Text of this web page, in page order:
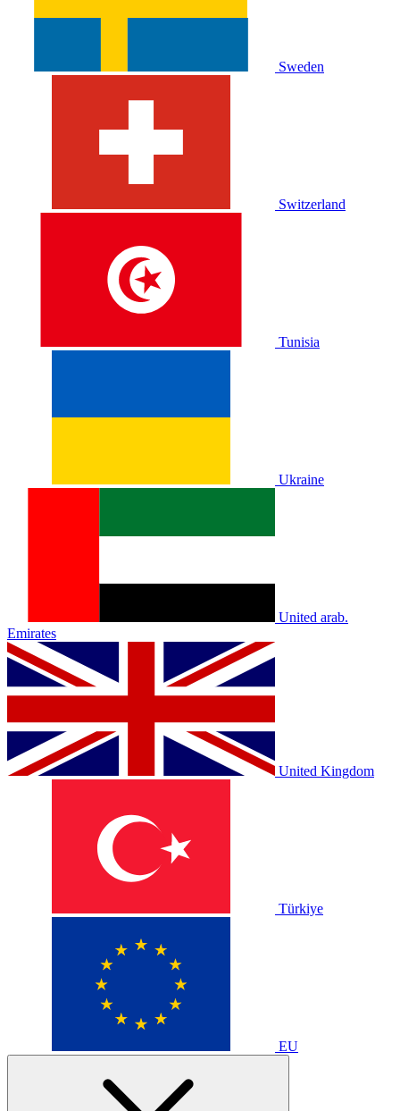
Sweden
Switzerland
Tunisia
Ukraine
United arab.
Emirates
United Kingdom
Türkiye
EU